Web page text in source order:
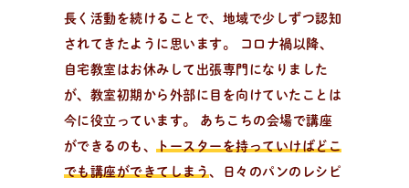
長く活動を続けることで、地域で少しずつ認知
されてきたように思います。 コロナ禍以降、
自宅教室はお休みして出張専門になりました
が、教室初期から外部に目を向けていたことは
今に役立っています。 あちこちの会場で講座
ができるのも、トースターを持っていけばどこ
でも講座ができてしまう、日々のパンのレシピ